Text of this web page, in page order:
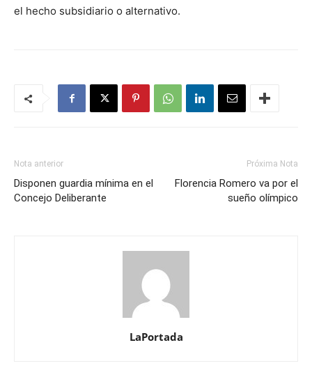
el hecho subsidiario o alternativo.
Nota anterior
Disponen guardia mínima en el
Concejo Deliberante
Próxima Nota
Florencia Romero va por el
sueño olímpico
LaPortada